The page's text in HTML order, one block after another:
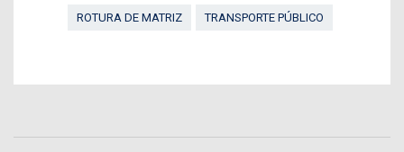
ROTURA DE MATRIZ TRANSPORTE PÚBLICO